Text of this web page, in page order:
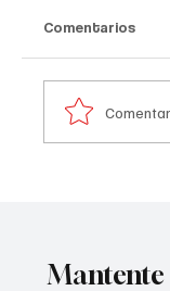
Comentarios
Comentar
Mantente